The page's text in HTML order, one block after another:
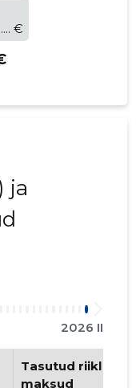
€
ja
2026 II
Tasutud riiklikud
maksud